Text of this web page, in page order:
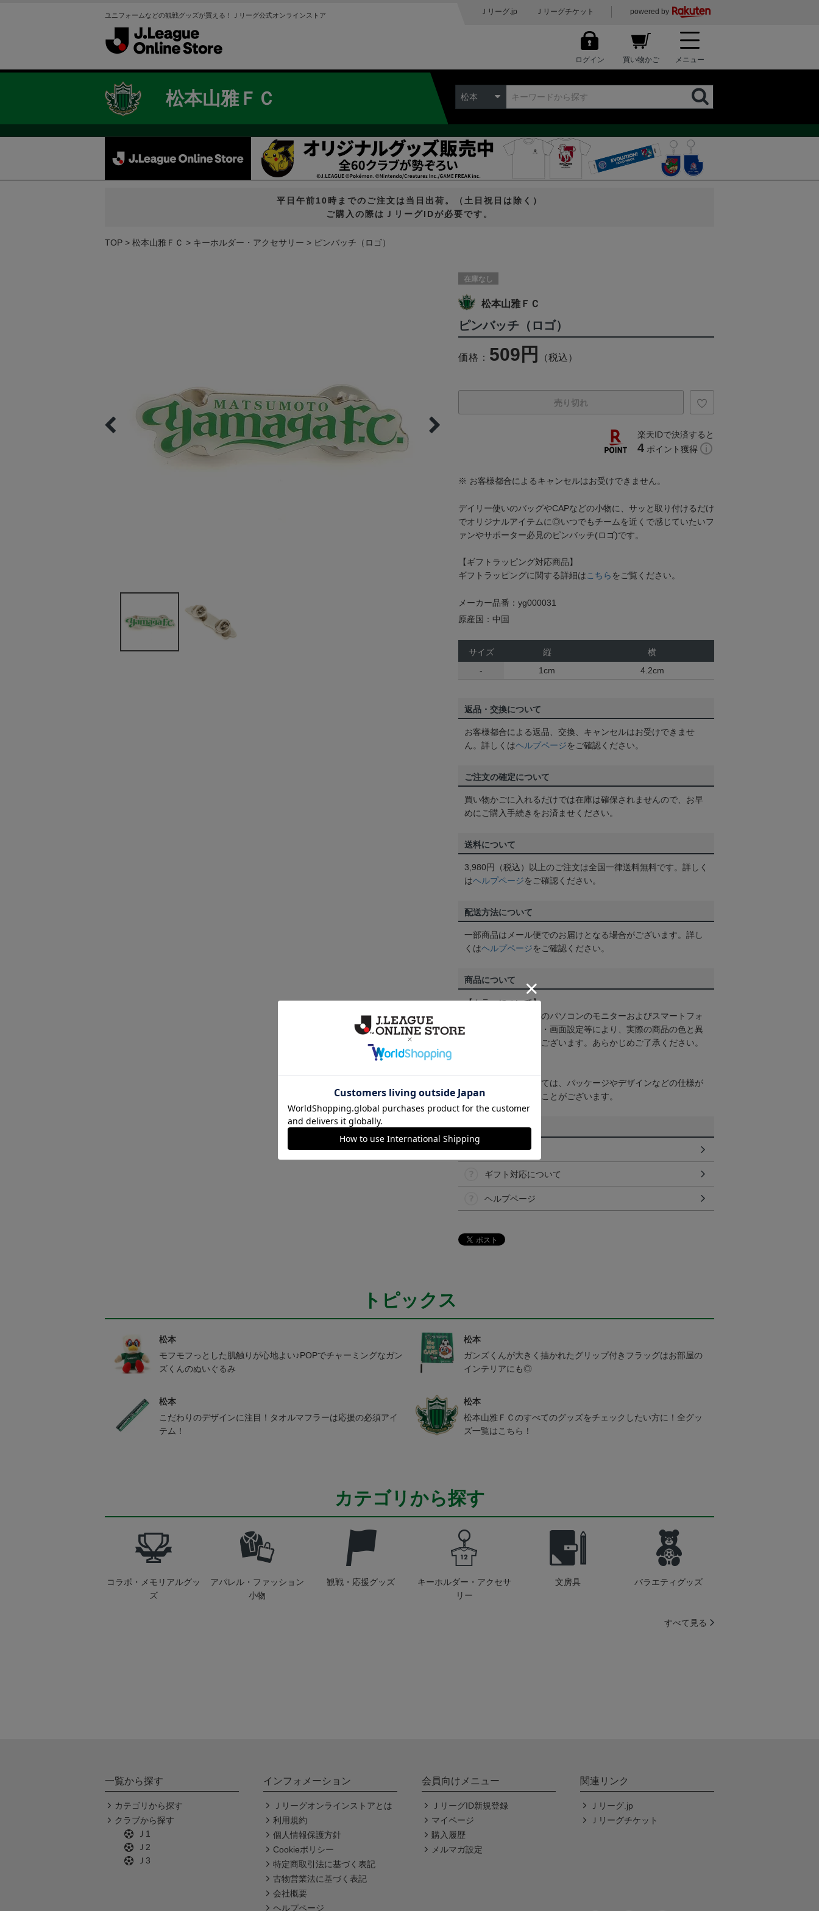
ユニフォームなどの観戦グッズが買える！Ｊリーグ公式オンラインストア Ｊリーグ.jp Ｊリーグチケット powered by
ログイン 買い物かご メニュー
松本山雅ＦＣ 松本
平日午前10時までのご注文は当日出荷。（土日祝日は除く）
ご購入の際はＪリーグIDが必要です。
TOP 松本山雅ＦＣ キーホルダー・アクセサリー ピンバッチ（ロゴ）
在庫なし
松本山雅ＦＣ
ピンバッチ（ロゴ）
価格： 509円 （税込）
売り切れ
楽天IDで決済すると
4 ポイント獲得
※ お客様都合によるキャンセルはお受けできません。
デイリー使いのバッグやCAPなどの小物に、サッと取り付けるだけ
でオリジナルアイテムに◎いつでもチームを近くで感じていたいフ
ァンやサポーター必見のピンバッチ(ロゴ)です。
【ギフトラッピング対応商品】
ギフトラッピングに関する詳細は こちら をご覧ください。
メーカー品番：yg000031
原産国：中国
サイズ 縦
横
-
1cm 4.2cm
返品・交換について
お客様都合による返品、交換、キャンセルはお受けできませ
ん。詳しくはヘルプページをご確認ください。
ご注文の確定について
買い物かごに入れるだけでは在庫は確保されませんので、お早
めにご購入手続きをお済ませください。
送料について
3,980円（税込）以上のご注文は全国一律送料無料です。詳しく
はヘルプページをご確認ください。
配送方法について
一部商品はメール便でのお届けとなる場合がございます。詳し
くはヘルプページをご確認ください。
商品について
【カラーについて】
商品画像は、お使いのパソコンのモニターおよびスマートフォ
ンのメーカー・機種・画面設定等により、実際の商品の色と異
なって見える場合がございます。あらかじめご了承ください。
取り扱い商品によっては、パッケージやデザインなどの仕様が
予告なく変更になることがございます。
その他
決済について
ギフト対応について
ヘルプページ
トピックス
松本
モフモフっとした肌触りが心地よい♪POPでチャーミングなガン
ズくんのぬいぐるみ
松本
ガンズくんが大きく描かれたグリップ付きフラッグはお部屋の
インテリアにも◎
松本
こだわりのデザインに注目！タオルマフラーは応援の必須アイ
テム！
松本
松本山雅ＦＣのすべてのグッズをチェックしたい方に！全グッ
ズ一覧はこちら！
カテゴリから探す
コラボ・メモリアルグッ
ズ
アパレル・ファッション
小物
観戦・応援グッズ
キーホルダー・アクセサ
リー
文房具 バラエティグッズ
すべて見る
一覧から探す
カテゴリから探す
クラブから探す
Ｊ1
Ｊ2
Ｊ3
インフォメーション
Ｊリーグオンラインストアとは
利用規約
個人情報保護方針
Cookieポリシー
特定商取引法に基づく表記
古物営業法に基づく表記
会社概要
ヘルプページ
会員向けメニュー
ＪリーグID新規登録
マイページ
購入履歴
メルマガ設定
関連リンク
Ｊリーグ.jp
Ｊリーグチケット